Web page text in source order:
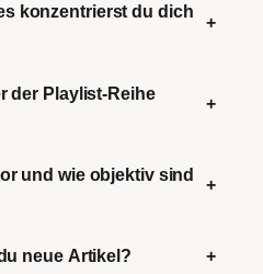
konzentrierst du dich
+
der Playlist-Reihe
+
und wie objektiv sind
+
neue Artikel? +